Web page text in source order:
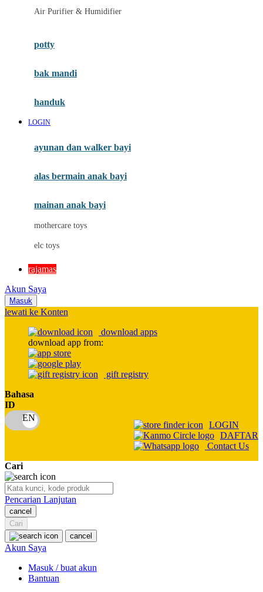
MiDeer
Moby
My Buddy Tag
My K
Oh Ma Grain
Okiedog
Playgro
Ponycycle
Pureats
Air Purifier & Humidifier
potty
bak mandi
handuk
LOGIN
ayunan dan walker bayi
alas bermain anak bayi
mainan anak bayi
mothercare toys
elc toys
rajamas
Akun Saya
Masuk
lewati ke Konten
download apps
download app from:
gift registry
Bahasa
ID
LOGIN
DAFTAR
Contact Us
Cari
Pencarian Lanjutan
cancel
Cari
cancel
Akun Saya
Masuk / buat akun
Bantuan